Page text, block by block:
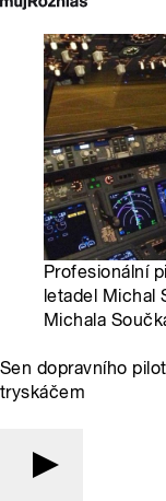
Profesionální
letadel Michal
Michala
Sen dopravního
tryskáčem